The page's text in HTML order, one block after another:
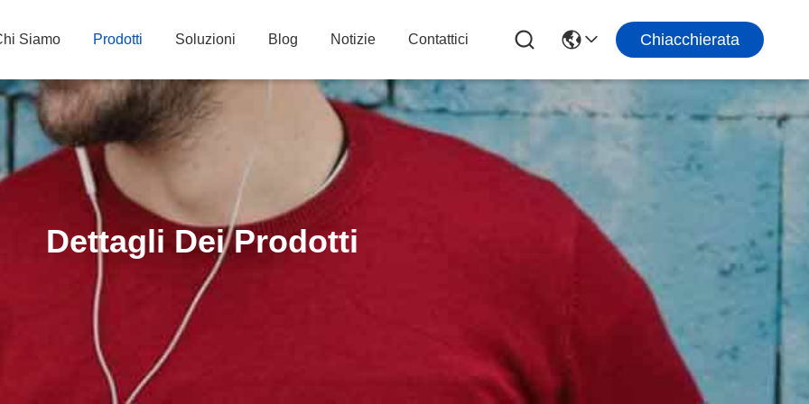
Siamo Prodotti Soluzioni Blog Notizie Contattici Chiacchierata
Dettagli Dei Prodotti